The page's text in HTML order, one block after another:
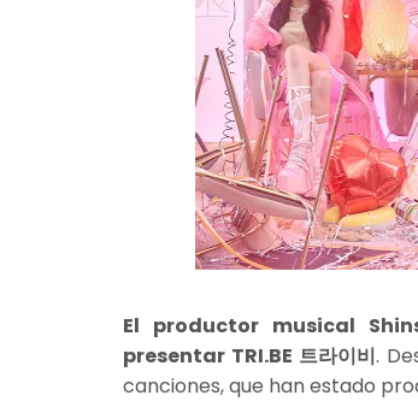
El productor musical
presentar TRI.BE 트라이비.
canciones, que han estado